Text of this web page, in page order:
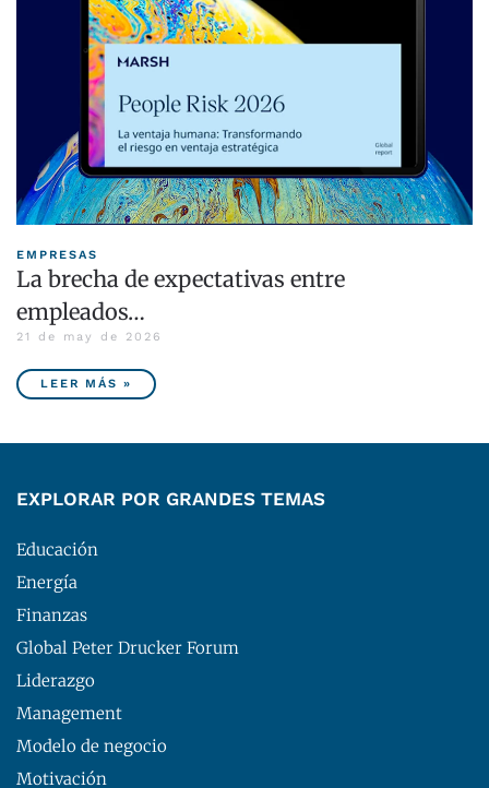
EMPRESAS
La brecha de expectativas entre
empleados…
21 de may de 2026
LEER MÁS »
EXPLORAR POR GRANDES TEMAS
Educación
Energía
Finanzas
Global Peter Drucker Forum
Liderazgo
Management
Modelo de negocio
Motivación